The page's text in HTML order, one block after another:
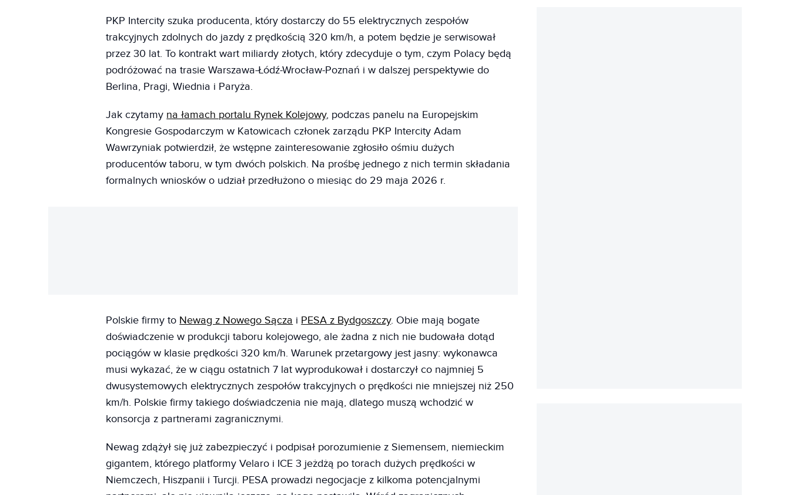
PKP Intercity szuka producenta, który dostarczy do 55 elektrycznych zespołów
trakcyjnych zdolnych do jazdy z prędkością 320 km/h, a potem będzie je serwisował
przez 30 lat. To kontrakt wart miliardy złotych, który zdecyduje o tym, czym Polacy będą
podróżować na trasie Warszawa-Łódź-Wrocław-Poznań i w dalszej perspektywie do
Berlina, Pragi, Wiednia i Paryża.
Jak czytamy na łamach portalu Rynek Kolejowy, podczas panelu na Europejskim
Kongresie Gospodarczym w Katowicach członek zarządu PKP Intercity Adam
Wawrzyniak potwierdził, że wstępne zainteresowanie zgłosiło ośmiu dużych
producentów taboru, w tym dwóch polskich. Na prośbę jednego z nich termin składania
formalnych wniosków o udział przedłużono o miesiąc do 29 maja 2026 r.
Polskie firmy to Newag z Nowego Sącza i PESA z Bydgoszczy. Obie mają bogate
doświadczenie w produkcji taboru kolejowego, ale żadna z nich nie budowała dotąd
pociągów w klasie prędkości 320 km/h. Warunek przetargowy jest jasny: wykonawca
musi wykazać, że w ciągu ostatnich 7 lat wyprodukował i dostarczył co najmniej 5
dwusystemowych elektrycznych zespołów trakcyjnych o prędkości nie mniejszej niż 250
km/h. Polskie firmy takiego doświadczenia nie mają, dlatego muszą wchodzić w
konsorcja z partnerami zagranicznymi.
Newag zdążył się już zabezpieczyć i podpisał porozumienie z Siemensem, niemieckim
gigantem, którego platformy Velaro i ICE 3 jeżdżą po torach dużych prędkości w
Niemczech, Hiszpanii i Turcji. PESA prowadzi negocjacje z kilkoma potencjalnymi